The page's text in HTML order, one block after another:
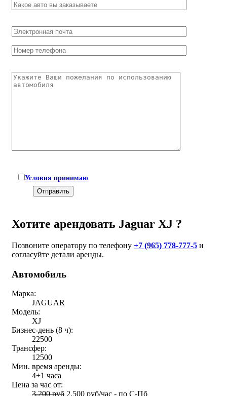
Условия принимаю
Хотите арендовать Jaguar XJ ?
Позвоните оператору по телефону +7 (965) 778-777-5 и
согласуйте детали аренды.
Автомобиль
Марка:
JAGUAR
Модель:
XJ
Бизнес-день (8 ч):
22500
Трансфер:
12500
Мин. время аренды:
4+1 часа
Цена за час от:
3,200 руб 2,500 руб/час - по С-Пб